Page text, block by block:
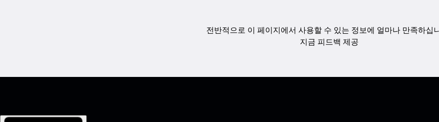
전반적으로 이 페이지에서 사용할 수 있는 정보에 얼마나 만족하십
지금 피드백 제공